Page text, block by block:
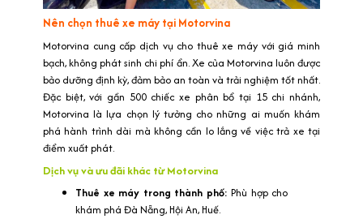
Nên chọn thuê xe máy tại Motorvina
Motorvina cung cấp dịch vụ cho thuê xe máy với giá minh
bạch, không phát sinh chi phí ẩn. Xe của Motorvina luôn được
bảo dưỡng định kỳ, đảm bảo an toàn và trải nghiệm tốt nhất.
Đặc biệt, với gần 500 chiếc xe phân bổ tại 15 chi nhánh,
Motorvina là lựa chọn lý tưởng cho những ai muốn khám
phá hành trình dài mà không cần lo lắng về việc trả xe tại
điểm xuất phát.
Dịch vụ và ưu đãi khác từ Motorvina
Thuê xe máy trong thành phố: Phù hợp cho
khám phá Đà Nẵng, Hội An, Huế.